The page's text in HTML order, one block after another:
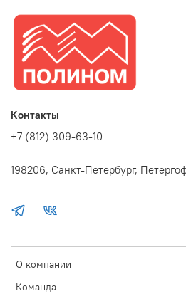
О компании
Команда
Контакты
+7 (812) 309-63-10
198206, Санкт-Петербург,